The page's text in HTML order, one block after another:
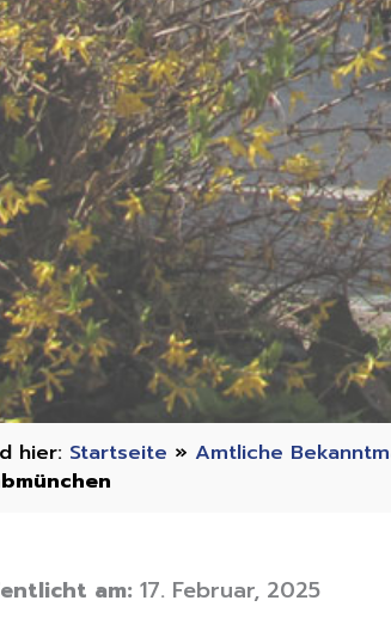
Startseite » Amtliche
am: 17. Februar, 2025